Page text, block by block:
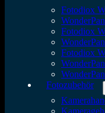
Fotodiox
Fotodiox
Fotodiox
Fotozubehör